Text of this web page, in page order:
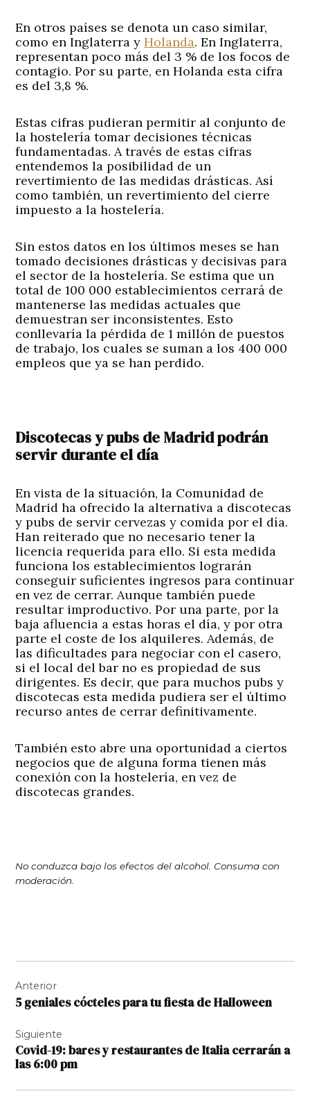
En otros países se denota un caso similar,
como en Inglaterra yHolanda. En Inglaterra,
representan poco más del 3 % de los focos de
contagio. Por su parte, en Holanda esta cifra
es del 3,8 %.
Estas cifras pudieran permitir al conjunto de
la hostelería tomar decisiones técnicas
fundamentadas. A través de estas cifras
entendemos la posibilidad de un
revertimiento de las medidas drásticas. Así
como también, un revertimiento del cierre
impuesto a la hostelería.
Sin estos datos en los últimos meses se han
tomado decisiones drásticas y decisivas para
el sector de la hostelería. Se estima que un
total de 100 000 establecimientos cerrará de
mantenerse las medidas actuales que
demuestran ser inconsistentes. Esto
conllevaría la pérdida de 1 millón de puestos
de trabajo, los cuales se suman a los 400 000
empleos que ya se han perdido.
Discotecas y pubs de Madrid podrán
servir durante el día
En vista de la situación, la Comunidad de
Madrid ha ofrecido la alternativa a discotecas
y pubs de servir cervezas y comida por el día.
Han reiterado que no necesario tener la
licencia requerida para ello. Si esta medida
funciona los establecimientos lograrán
conseguir suficientes ingresos para continuar
en vez de cerrar. Aunque también puede
resultar improductivo. Por una parte, por la
baja afluencia a estas horas el día, y por otra
parte el coste de los alquileres. Además, de
las dificultades para negociar con el casero,
si el local del bar no es propiedad de sus
dirigentes. Es decir, que para muchos pubs y
discotecas esta medida pudiera ser el último
recurso antes de cerrar definitivamente.
También esto abre una oportunidad a ciertos
negocios que de alguna forma tienen más
conexión con la hostelería, en vez de
discotecas grandes.
No conduzca bajo los efectos del alcohol. Consuma con
moderación.
de
entradas
Anterior
5 geniales cócteles para tu fiesta de Halloween
Siguiente
Covid-19: bares y restaurantes de Italia cerrarán a
las 6:00 pm